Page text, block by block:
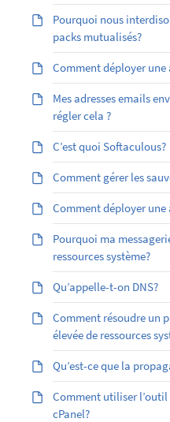
Pourquoi nous
packs mutualisés?
Comment déployer
Mes adresses emails
régler cela ?
C’est quoi Softaculous?
Comment gérer les
Comment déployer
Pourquoi ma
ressources système?
Qu’appelle-t-on DNS?
Comment résoudre un
élevée de ressources
Qu’est-ce que la
Comment utiliser l’outil
cPanel?